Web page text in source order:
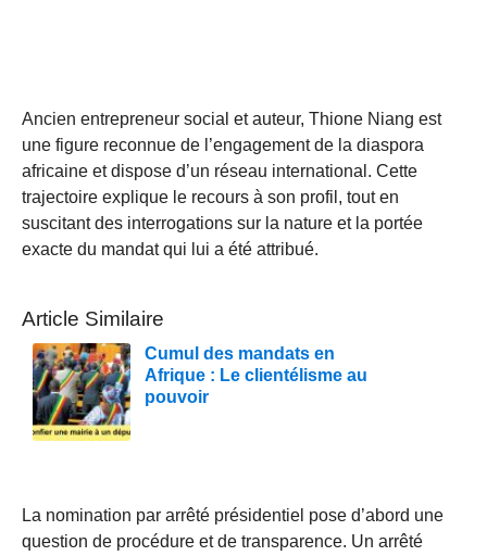
Ancien entrepreneur social et auteur, Thione Niang est
une figure reconnue de l’engagement de la diaspora
africaine et dispose d’un réseau international. Cette
trajectoire explique le recours à son profil, tout en
suscitant des interrogations sur la nature et la portée
exacte du mandat qui lui a été attribué.
Article Similaire
Cumul des mandats en
Afrique : Le clientélisme au
pouvoir
La nomination par arrêté présidentiel pose d’abord une
question de procédure et de transparence. Un arrêté